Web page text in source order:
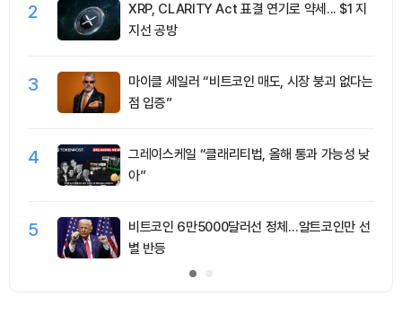
2
XRP, CLARITY Act 표결 연기로 약세... $1 지
지선 공방
3
마이클 세일러 “비트코인 매도, 시장 붕괴 없다는
점 입증”
4
그레이스케일 “클래리티법, 올해 통과 가능성 낮
아”
5
비트코인 6만5000달러선 정체…알트코인만 선
별 반등